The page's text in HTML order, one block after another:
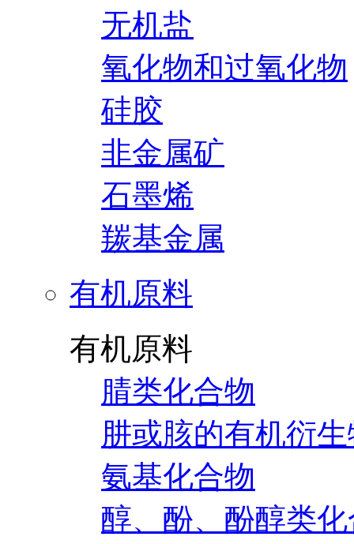
无机盐
氧化物和过氧化物
硅胶
非金属矿
石墨烯
羰基金属
有机原料
有机原料
腈类化合物
肼或胲的有机衍
氨基化合物
醇、酚、酚醇类